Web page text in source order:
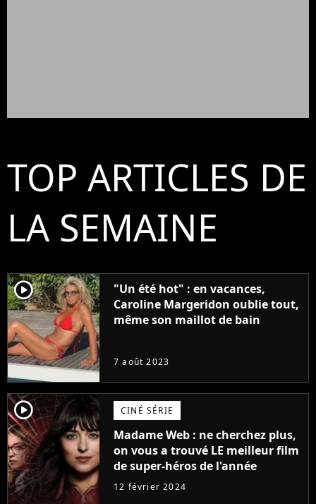
TOP ARTICLES DE
LA SEMAINE
player2
"Un été hot" : en vacances,
Caroline Margeridon oublie tout,
même son maillot de bain
7 août 2023
player2 CINÉ SÉRIE
Madame Web : ne cherchez plus,
on vous a trouvé LE meilleur film
de super-héros de l'année
12 février 2024